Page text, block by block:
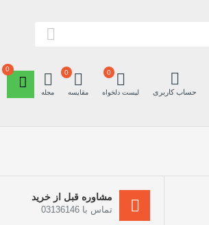
حساب کاربری لیست دلخواه
0
مقایسه
0
مجله
0
مشاوره قبل از خرید
تماس با 03136146